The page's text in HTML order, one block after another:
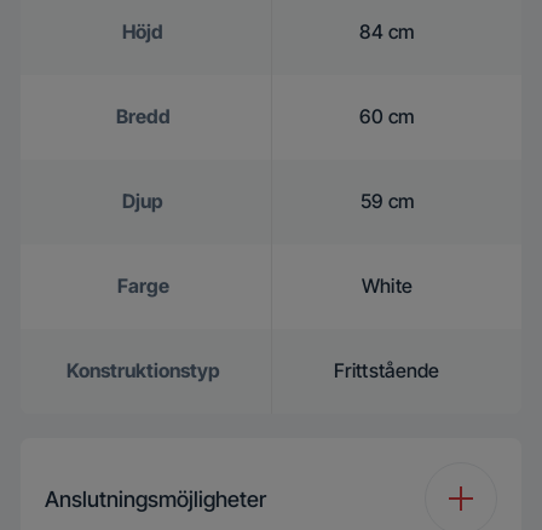
Höjd 84 cm
Bredd 60 cm
Djup 59 cm
Farge White
Konstruktionstyp Frittstående
Anslutningsmöjligheter